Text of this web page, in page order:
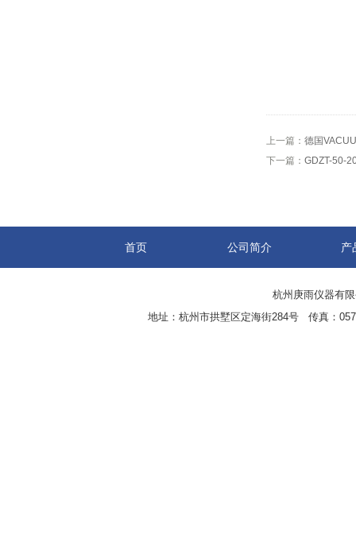
上一篇： 德国
下一篇： GDZT-50-
首页 公司简介 产
杭州庚雨仪器有
地址：杭州市拱墅区定海街284号 传真：